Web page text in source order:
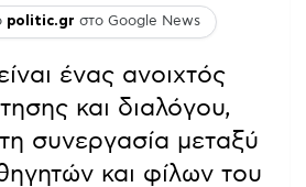
politic.gr στο Google News
ένας ανοιχτός
και διαλόγου,
συνεργασία μεταξύ
και φίλων του